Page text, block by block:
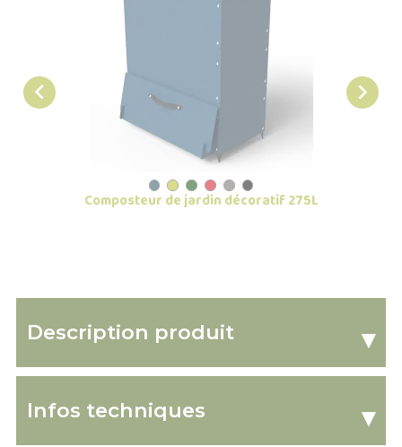

Composteur de jardin décoratif 275L

Description produit ▾
Infos techniques ▾